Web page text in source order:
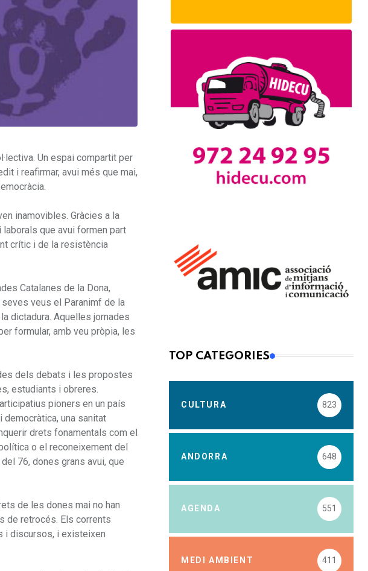
Un espai compartit per
i reafirmar, avui més que mai,
inamovibles. Gràcies a la
que avui formen part
crític i de la resistència
Catalanes de la Dona,
veus el Paranimf de la
dictadura. Aquelles jornades
formular, amb veu pròpia, les
dels debats i les propostes
estudiants i obreres.
pioners en un país
una sanitat
drets fonamentals com el
o el reconeixement del
76, dones grans avui, que
de les dones mai no han
de retrocés. Els corrents
i discursos, i existeixen
TOP CATEGORIES
CULTURA 823
ANDORRA 648
AGENDA 551
MEDI AMBIENT 411